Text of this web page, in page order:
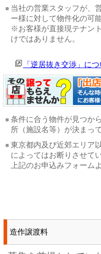
当社の営業スタッフが、
ー様に対して物件化の可
※お客様が直接現テナン
けではありません。
「逆居抜き交渉」に
条件に合う物件が見つか
所（施設名等）が決まっ
東京都内及び近郊エリア
によってはお断りさせて
上記のお申込みフォーム
造作譲渡料